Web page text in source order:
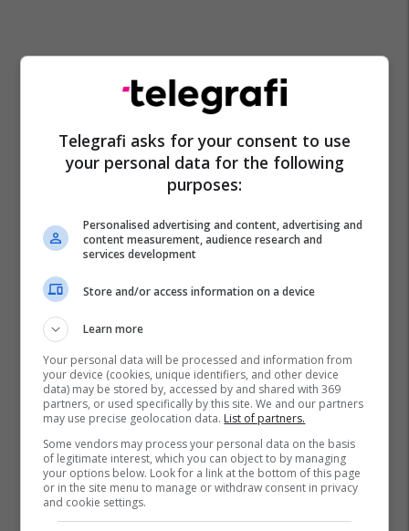
Shëndeti Në Rend Të Parë
Kujdesi I Lëkurës
Dafina Krasniqi
Lëkura E Fytyrës
Muqa Solar Company
Dermatologjia Video
Telegrafi asks for your consent to use
your personal data for the following
purposes:
Personalised advertising and content, advertising and
content measurement, audience research and
services development
Store and/or access information on a device
Learn more
Your personal data will be processed and information from
your device (cookies, unique identifiers, and other device
data) may be stored by, accessed by and shared with 369
partners, or used specifically by this site. We and our partners
may use precise geolocation data. List of partners.
Some vendors may process your personal data on the basis
of legitimate interest, which you can object to by managing
your options below. Look for a link at the bottom of this page
or in the site menu to manage or withdraw consent in privacy
and cookie settings.